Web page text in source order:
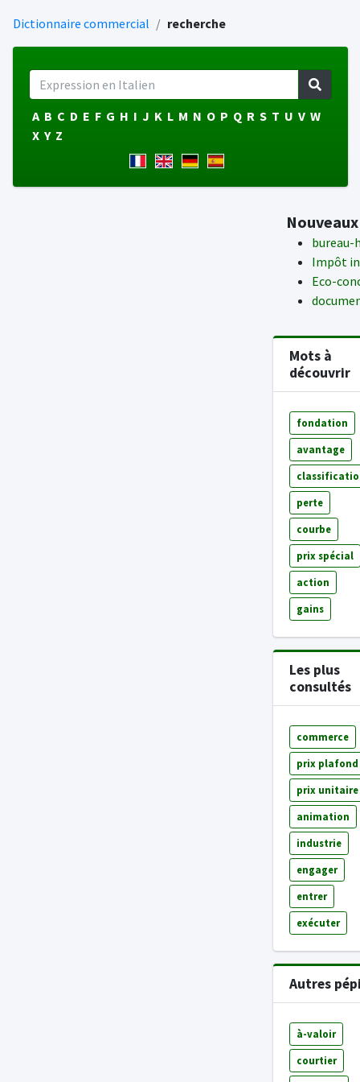
Dictionnaire commercial recherche
A B C D E F G H I J K L M N O P Q R S T U V W
X Y Z
Impôt
Eco-
Mots à
découvrir
fondation
avantage
perte
courbe
prix spécial
action
gains
Les plus
consultés
commerce
prix plafond
prix unitaire
animation
industrie
engager
entrer
exécuter
Autres
à-valoir
courtier